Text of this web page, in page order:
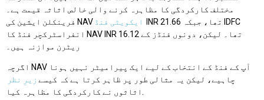
مختلف کارکردگی کا مظاہرہ کرنے والی خالص اثاثہ قیمت ہے۔
فرینکلن ایشین کی NAV ایکویٹی فنڈ
INR 21.66 تھا، جبکہ IDFC
انفراسٹرکچر فنڈ کا NAV INR 16.12 تھا۔ لیکن، دونوں فنڈز کے
ریٹرن موازنہ ہیں۔
اگرچہ NAV آپ کے فنڈ کے انتخاب کے لیے ایک پیرامیٹر نہیں ہونا
چاہیے، لیکن یہ مثالی طور پر ظاہر کرتا ہے کہ کیسے زیرِ نظر